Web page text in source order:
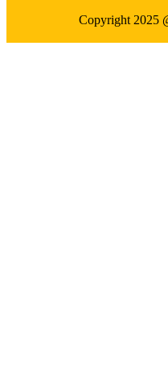
Copyright 2025